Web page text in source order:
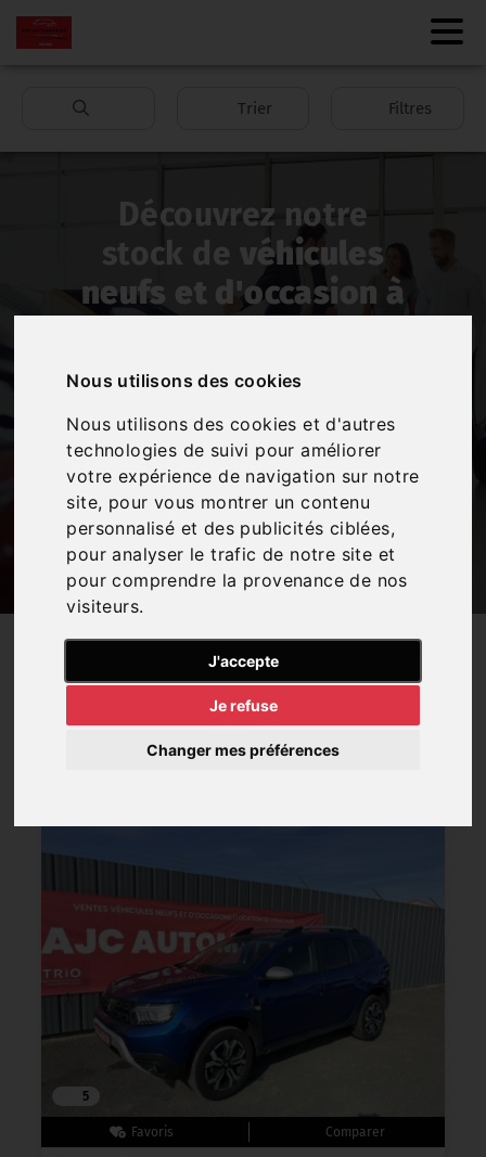
Nous utilisons des cookies
Nous utilisons des cookies et d'autres
technologies de suivi pour améliorer
votre expérience de navigation sur notre
site, pour vous montrer un contenu
personnalisé et des publicités ciblées,
pour analyser le trafic de notre site et
pour comprendre la provenance de nos
visiteurs.
J'accepte
Je refuse
Changer mes préférences
Trier Filtres
Découvrez notre
stock de véhicules
neufs et d'occasion à
Mauges
Vous souhaitez acheterune voitureou un
autre utilitaire ? ChezAJC Automobiles
avons peut-être sur notre parc le véhicule qu'il
vous faut !
RÉSULTATS
5